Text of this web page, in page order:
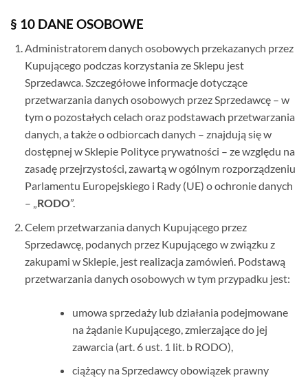
§ 10 DANE OSOBOWE
Administratorem danych osobowych przekazanych przez
Kupującego podczas korzystania ze Sklepu jest
Sprzedawca. Szczegółowe informacje dotyczące
przetwarzania danych osobowych przez Sprzedawcę – w
tym o pozostałych celach oraz podstawach przetwarzania
danych, a także o odbiorcach danych – znajdują się w
dostępnej w Sklepie Polityce prywatności – ze względu na
zasadę przejrzystości, zawartą w ogólnym rozporządzeniu
Parlamentu Europejskiego i Rady (UE) o ochronie danych
– „RODO”.
Celem przetwarzania danych Kupującego przez
Sprzedawcę, podanych przez Kupującego w związku z
zakupami w Sklepie, jest realizacja zamówień. Podstawą
przetwarzania danych osobowych w tym przypadku jest:
umowa sprzedaży lub działania podejmowane
na żądanie Kupującego, zmierzające do jej
zawarcia (art. 6 ust. 1 lit. b RODO),
ciążący na Sprzedawcy obowiązek prawny